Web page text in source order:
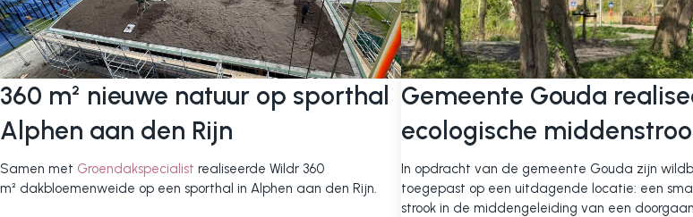
360 m² nieuwe natuur op sporthal
Alphen aan den Rijn
Samen met Groendakspecialist realiseerde Wildr 360
m² dakbloemenweide op een sporthal in Alphen aan den Rijn.
Gemeente Gouda
ecologische
In opdracht van de gemeente Gouda zijn
toegepast op een uitdagende locatie: een
strook in de middengeleiding van een